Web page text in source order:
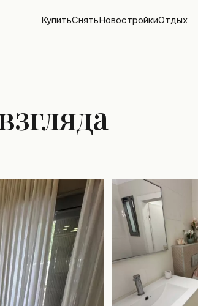
КупитьСнятьНовостройкиОтдых